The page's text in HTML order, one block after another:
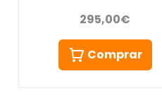
295,00€
Comprar